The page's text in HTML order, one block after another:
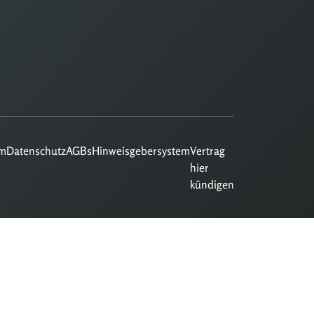
DatenschutzAGBsHinweisgebersystemVertrag
hier
kündigen